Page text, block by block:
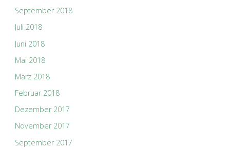
September 2018
Juli 2018
Juni 2018
Mai 2018
März 2018
Februar 2018
Dezember 2017
November 2017
September 2017